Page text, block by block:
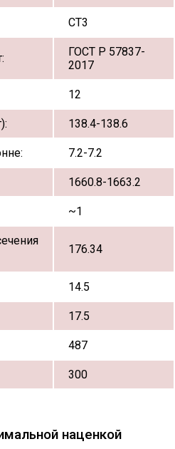
СТ3
ГОСТ Р 57837-
2017
12
138.4-138.6
7.2-7.2
1660.8-1663.2
~1
176.34
14.5
17.5
487
300
наценкой